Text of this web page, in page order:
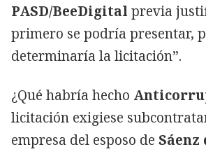
PASD/BeeDigital previa
primero se podría presentar,
determinaría la licitación”.
¿Qué habría hecho
licitación exigiese
empresa del esposo de Sáenz